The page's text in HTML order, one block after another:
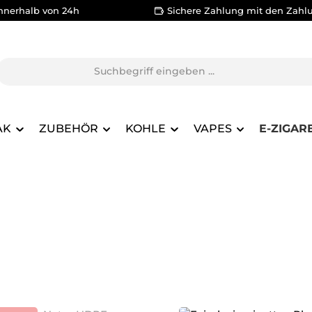
von 24h Sichere Zahlung mit den
ZUBEHÖR KOHLE VAPES E-